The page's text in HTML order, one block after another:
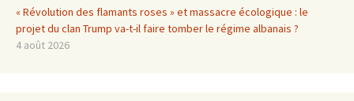
« Révolution des flamants roses » et massacre écologique : le
projet du clan Trump va-t-il faire tomber le régime albanais ?
4 août 2026